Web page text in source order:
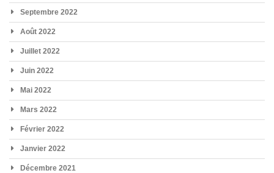
Septembre 2022
Août 2022
Juillet 2022
Juin 2022
Mai 2022
Mars 2022
Février 2022
Janvier 2022
Décembre 2021